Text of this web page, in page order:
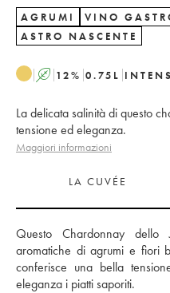
AGRUMI
VINO
ASTRO NASCENTE
A 12% 0.75 L
La delicata salinità di questo
tensione ed eleganza.
Maggiori informazioni
LA CUVÉE
Questo Chardonnay
aromatiche di agrumi e fiori
conferisce una bella
eleganza i piatti saporiti.